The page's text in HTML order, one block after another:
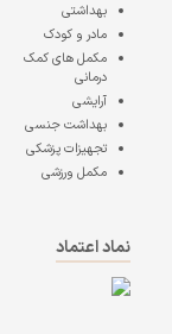
بهداشتی
مادر و کودک
مکمل های کمک
درمانی
آرایشی
بهداشت جنسی
تجهیزات پزشکی
مکمل ورزشی
نماد اعتماد